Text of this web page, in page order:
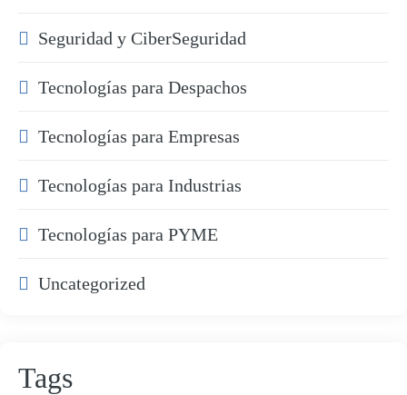
Seguridad y CiberSeguridad
Tecnologías para Despachos
Tecnologías para Empresas
Tecnologías para Industrias
Tecnologías para PYME
Uncategorized
Tags